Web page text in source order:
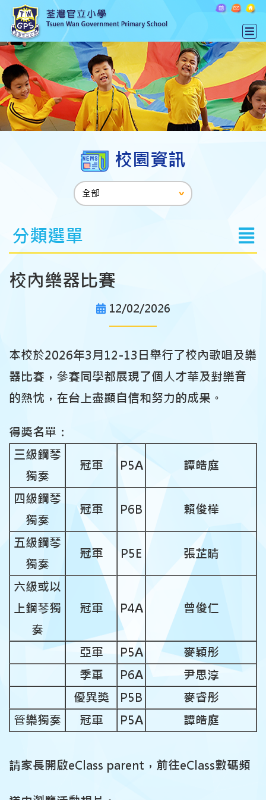
校園資訊
分類選單
校內樂器比賽
12/02/2026
本校於2026年3月12-13日舉行了校內歌唱及樂
器比賽，參賽同學都展現了個人才華及對樂音
的熱忱，在台上盡顯自信和努力的成果。
得獎名單：
三級鋼琴
獨奏
冠軍 P5A 譚皓庭
四級鋼琴
獨奏
冠軍 P6B 賴俊樺
五級鋼琴
獨奏
冠軍 P5E 張芷晴
六級或以
上鋼琴獨
奏
冠軍 P4A 曾俊仁
亞軍 P5A
麥穎彤
季軍
P6A
尹思淳
優異獎
P5B
麥睿彤
管樂獨奏
冠軍 P5A 譚皓庭
請家長開啟eClass parent，前往eClass數碼頻